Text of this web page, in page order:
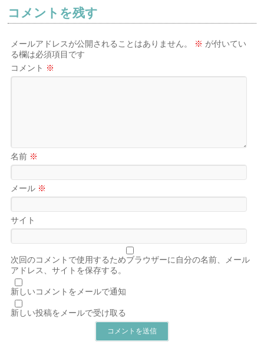
コメントを残す
メールアドレスが公開されることはありません。 ※ が付いてい
る欄は必須項目です
コメント ※
名前 ※
メール ※
サイト
次回のコメントで使用するためブラウザーに自分の名前、メール
アドレス、サイトを保存する。
新しいコメントをメールで通知
新しい投稿をメールで受け取る